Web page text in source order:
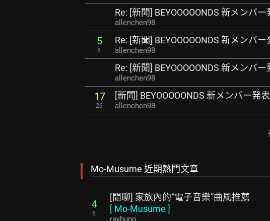
Re: [新聞] BEYOOOOONDS 新メンバ
allenchen98
5
8
Re: [新聞] BEYOOOOONDS 新メンバ
allenchen98
Re: [新聞] BEYOOOOONDS 新メンバ
allenchen98
17
26
[新聞] BEYOOOOONDS 新メンバー発
allenchen98
Mo-Musume 近期熱門文章
4
6
[閒聊] 家族內的“電子音樂”曲風推薦
[ Mo-Musume ]
rayhung